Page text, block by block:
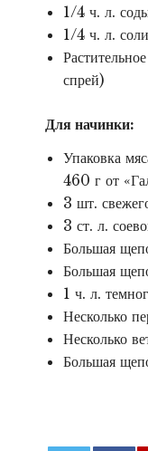
1/4 ч. л.
1/4 ч. л. соли
спрей)
Для начинки:
Упаковка
460 г от
3 шт.
3 ст. л.
Большая
Большая
1 ч. л.
Несколько
Несколько
Большая